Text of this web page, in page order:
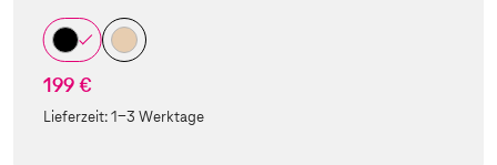
199 €
Lieferzeit:1-3 Werktage